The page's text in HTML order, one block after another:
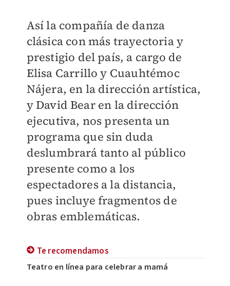
Así la compañía de danza
clásica con más trayectoria y
prestigio del país, a cargo de
Elisa Carrillo y Cuauhtémoc
Nájera, en la dirección artística,
y David Bear en la dirección
ejecutiva, nos presenta un
programa que sin duda
deslumbrará tanto al público
presente como a los
espectadores a la distancia,
pues incluye fragmentos de
obras emblemáticas.
Te recomendamos
Teatro en línea para celebrar a mamá